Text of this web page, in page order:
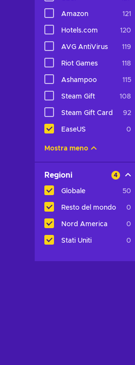
Amazon 121
Hotels.com 120
AVG AntiVirus 119
Riot Games 118
Ashampoo 115
Steam Gift 108
Steam Gift Card 92
EaseUS 0
Mostra meno
Regioni 4
Globale 50
Resto del mondo 0
Nord America 0
Stati Uniti 0